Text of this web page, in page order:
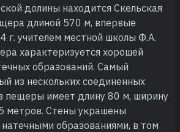
долины находится Скельская
длиной 570 м, впервые
г. учителем местной школы Ф.А.
характеризуется хорошей
образований. Самый
из нескольких соединенных
пещеры имеет длину 80 м, ширину
метров. Стены украшены
образованиями, в том